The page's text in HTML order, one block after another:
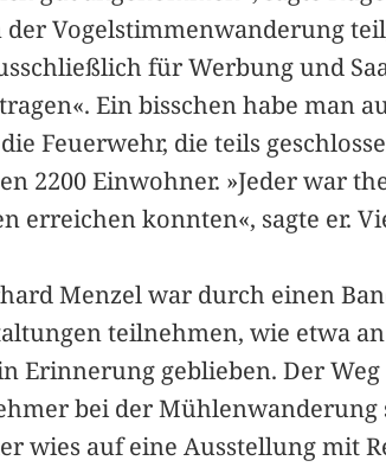
der Vogelstimmenwanderung
für Werbung und
Ein bisschen habe man
Feuerwehr, die teils
2200 Einwohner. »Jeder war
erreichen konnten«, sagte er.
Menzel war durch einen
teilnehmen, wie etwa
Erinnerung geblieben. Der
bei der
wies auf eine Ausstellung mit